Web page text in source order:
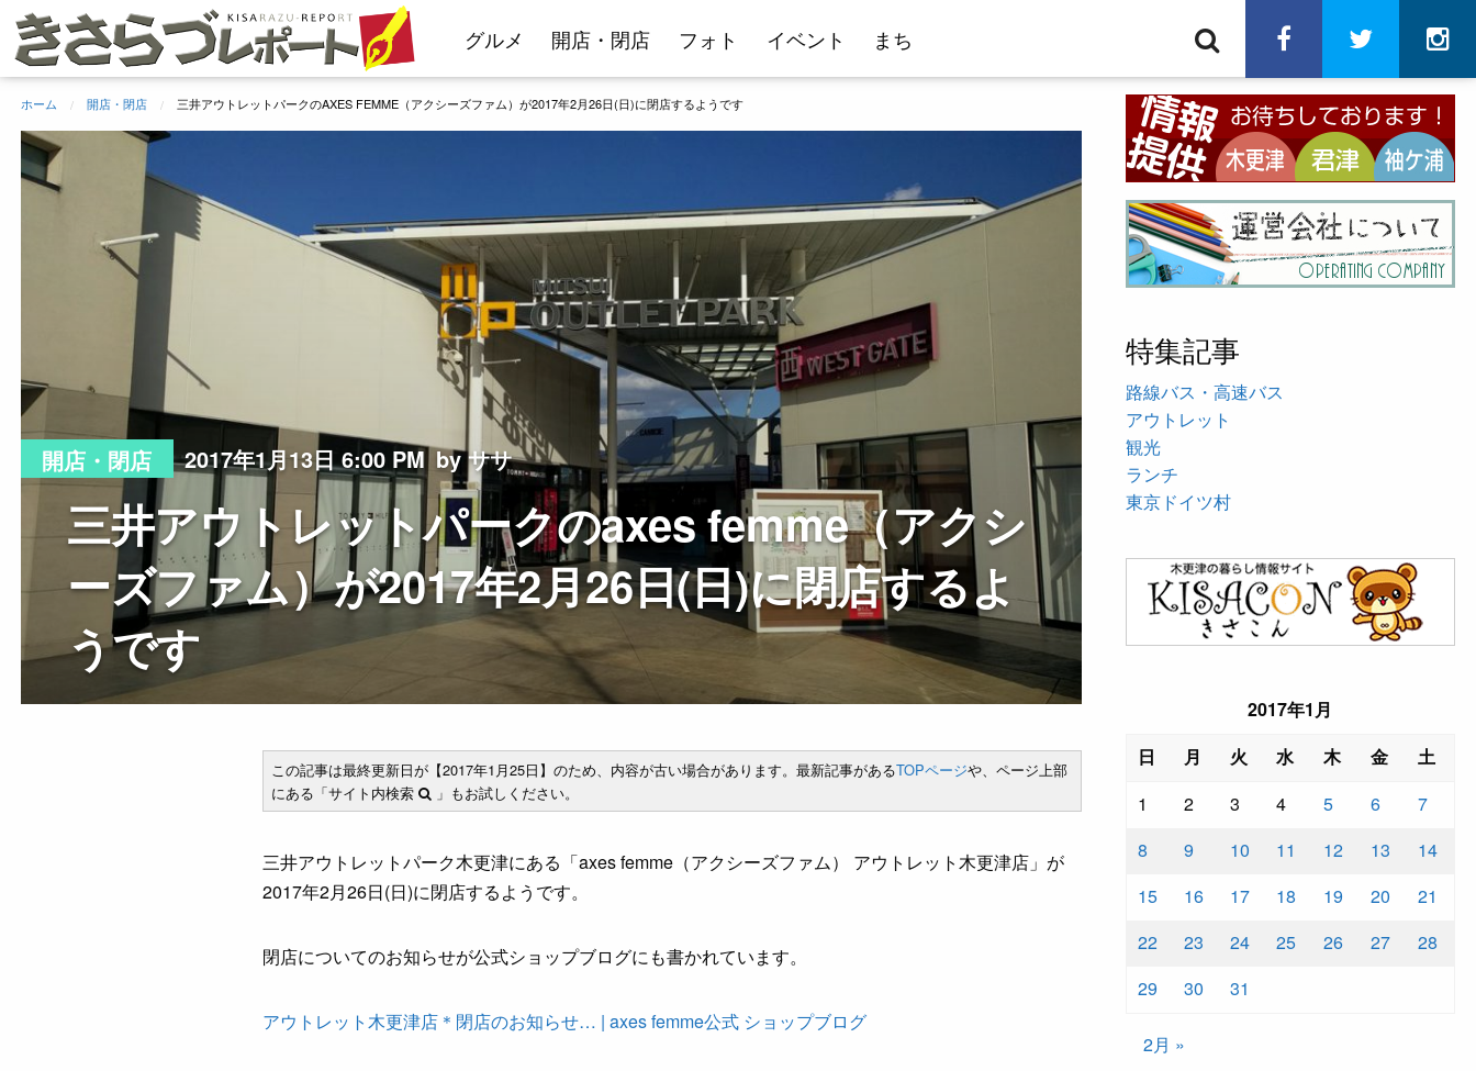
テ
グルメ 開店・閉店 フォト イベント まち facebooktwitter
ホーム 開店・閉店 三井アウトレットパークのAXES FEMME（アクシーズファム）が2017年2月26日(日)に閉店するようです
開店・閉店 2017年1月13日 6:00 PM by ササ
三井アウトレットパークのaxes femme（アクシ
ーズファム）が2017年2月26日(日)に閉店するよ
うです
この記事は最終更新日が【2017年1月25日】のため、内容が古い場合があります。最新記事があるTOPページや、ページ上部
にある「サイト内検索
」もお試しください。
三井アウトレットパーク木更津にある「axes femme（アクシーズファム） アウトレット木更津店」が
2017年2月26日(日)に閉店するようです。
閉店についてのお知らせが公式ショップブログにも書かれています。
アウトレット木更津店＊閉店のお知らせ… | axes femme公式 ショップブログ
特集記事
路線バス・高速バス
アウトレット
観光
ランチ
東京ドイツ村
2017年1月
日
月 火 水 木 金
土
1
2 3 4 5 6
7
8
9 10 11 12 13
14
15
16 17 18 19 20
21
22
23 24 25 26 27
28
29
30 31
2月 »